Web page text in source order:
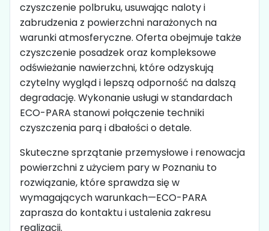
czyszczenie polbruku, usuwając naloty i
zabrudzenia z powierzchni narażonych na
warunki atmosferyczne. Oferta obejmuje także
czyszczenie posadzek oraz kompleksowe
odświeżanie nawierzchni, które odzyskują
czytelny wygląd i lepszą odporność na dalszą
degradację. Wykonanie usługi w standardach
ECO-PARA stanowi połączenie techniki
czyszczenia parą i dbałości o detale.
Skuteczne sprzątanie przemysłowe i renowacja
powierzchni z użyciem pary w Poznaniu to
rozwiązanie, które sprawdza się w
wymagających warunkach—ECO-PARA
zaprasza do kontaktu i ustalenia zakresu
realizacji.